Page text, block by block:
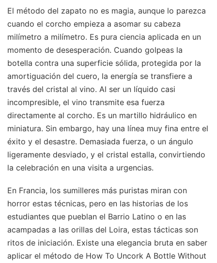
El método del zapato no es magia, aunque lo parezca
cuando el corcho empieza a asomar su cabeza
milímetro a milímetro. Es pura ciencia aplicada en un
momento de desesperación. Cuando golpeas la
botella contra una superficie sólida, protegida por la
amortiguación del cuero, la energía se transfiere a
través del cristal al vino. Al ser un líquido casi
incompresible, el vino transmite esa fuerza
directamente al corcho. Es un martillo hidráulico en
miniatura. Sin embargo, hay una línea muy fina entre el
éxito y el desastre. Demasiada fuerza, o un ángulo
ligeramente desviado, y el cristal estalla, convirtiendo
la celebración en una visita a urgencias.
En Francia, los sumilleres más puristas miran con
horror estas técnicas, pero en las historias de los
estudiantes que pueblan el Barrio Latino o en las
acampadas a las orillas del Loira, estas tácticas son
ritos de iniciación. Existe una elegancia bruta en saber
aplicar el método de How To Uncork A Bottle Without